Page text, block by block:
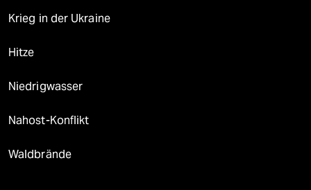
Krieg in der Ukraine
Hitze
Niedrigwasser
Nahost-Konflikt
Waldbrände